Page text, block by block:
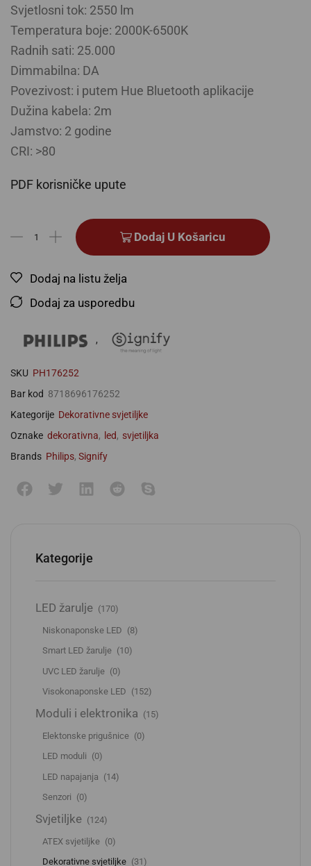
Svjetlosni tok: 2550 lm
Temperatura boje: 2000K-6500K
Radnih sati: 25.000
Dimmabilna: DA
Povezivost: i putem Hue Bluetooth aplikacije
Dužina kabela: 2m
Jamstvo: 2 godine
CRI: >80
PDF korisničke upute
Dodaj U Košaricu
Dodaj na listu želja
Dodaj za usporedbu
,
SKU PH176252
Bar kod 8718696176252
Kategorije Dekorativne svjetiljke
Oznake dekorativna, led, svjetiljka
Brands Philips, Signify
Kategorije
LED žarulje (170)
Niskonaponske LED (8)
Smart LED žarulje (10)
UVC LED žarulje (0)
Visokonaponske LED (152)
Moduli i elektronika (15)
Elektonske prigušnice (0)
LED moduli (0)
LED napajanja (14)
Senzori (0)
Svjetiljke (124)
ATEX svjetiljke (0)
Dekorativne svjetiljke (31)